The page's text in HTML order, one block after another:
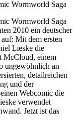
2010 ein deutscher
Mit dem ersten
Lieske die
McCloud, einem
ungewöhnlich an
detailreichen
und der
Webcomic die
verwendet
Jetzt ist das